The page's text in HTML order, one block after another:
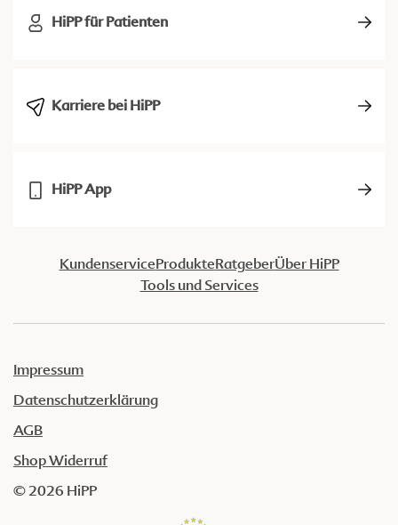
HiPP für Patienten
Karriere bei HiPP
HiPP App
KundenserviceProdukteRatgeberÜber HiPP
Tools und Services
Impressum
Datenschutzerklärung
AGB
Shop Widerruf
© 2026 HiPP